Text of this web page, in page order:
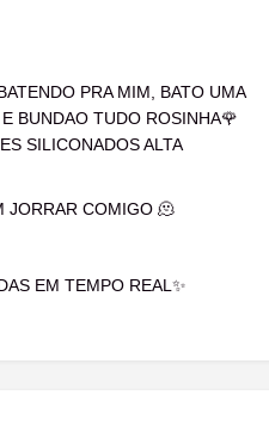
PRA MIM, BATO UMA
BUNDAO TUDO ROSINHA🌹
SILICONADOS ALTA
JORRAR COMIGO 🫠
EM TEMPO REAL✨